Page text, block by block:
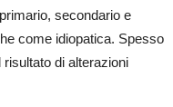
secondario e
come idiopatica. Spesso
di alterazioni